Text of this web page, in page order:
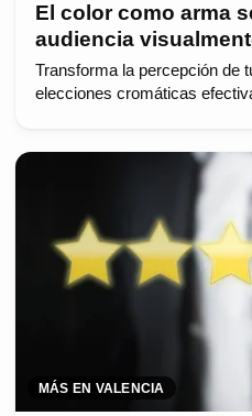
El color como arma
audiencia
Transforma la percepción de
elecciones cromáticas
MÁS EN VALENCIA